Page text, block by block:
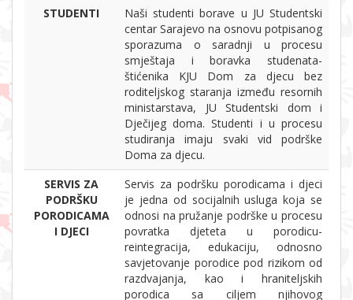
STUDENTI
Naši studenti borave u JU Studentski
centar Sarajevo na osnovu potpisanog
sporazuma o saradnji u procesu
smještaja i boravka studenata-
štićenika KJU Dom za djecu bez
roditeljskog staranja između resornih
ministarstava, JU Studentski dom i
Dječijeg doma. Studenti i u procesu
studiranja imaju svaki vid podrške
Doma za djecu.
SERVIS ZA
PODRŠKU
PORODICAMA
I DJECI
Servis za podršku porodicama i djeci
je jedna od socijalnih usluga koja se
odnosi na pružanje podrške u procesu
povratka djeteta u porodicu-
reintegracija, edukaciju, odnosno
savjetovanje porodice pod rizikom od
razdvajanja, kao i hraniteljskih
porodica sa ciljem njihovog